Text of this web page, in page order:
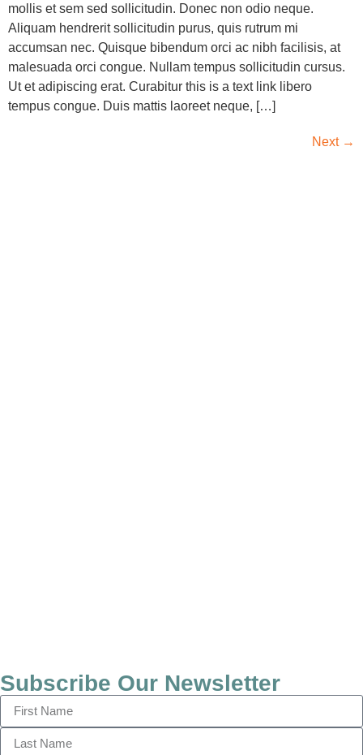
mollis et sem sed sollicitudin. Donec non odio neque.
Aliquam hendrerit sollicitudin purus, quis rutrum mi
accumsan nec. Quisque bibendum orci ac nibh facilisis, at
malesuada orci congue. Nullam tempus sollicitudin cursus.
Ut et adipiscing erat. Curabitur this is a text link libero
tempus congue. Duis mattis laoreet neque, […]
Next →
Subscribe Our Newsletter